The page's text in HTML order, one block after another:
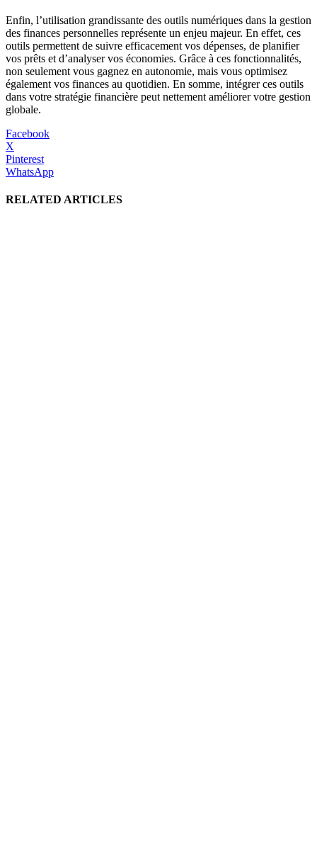
Enfin, l’utilisation grandissante des outils numériques dans la gestion
des finances personnelles représente un enjeu majeur. En effet, ces
outils permettent de suivre efficacement vos dépenses, de planifier
vos prêts et d’analyser vos économies. Grâce à ces fonctionnalités,
non seulement vous gagnez en autonomie, mais vous optimisez
également vos finances au quotidien. En somme, intégrer ces outils
dans votre stratégie financière peut nettement améliorer votre gestion
globale.
Facebook
X
Pinterest
WhatsApp
RELATED ARTICLES